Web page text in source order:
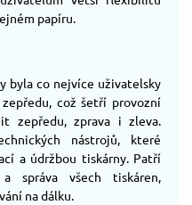
papíru.
byla co nejvíce uživatelsky
což šetří provozní
zepředu, zprava i zleva.
nástrojů, které
a údržbou tiskárny. Patří
správa všech tiskáren,
na dálku.